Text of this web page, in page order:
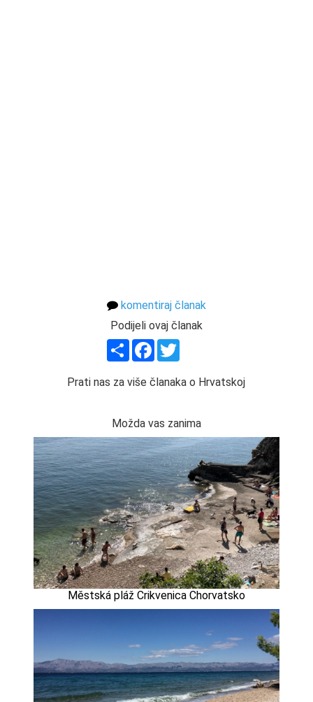
komentiraj članak
Podijeli ovaj članak
ShareFacebook
Prati nas za više članaka o Hrvatskoj
Možda vas zanima
Městská pláž Crikvenica Chorvatsko